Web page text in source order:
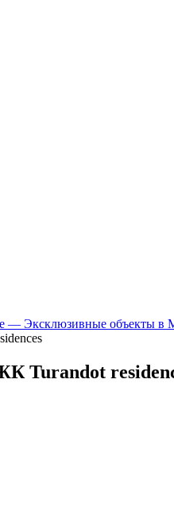
— Эксклюзивные объекты в
Turandot